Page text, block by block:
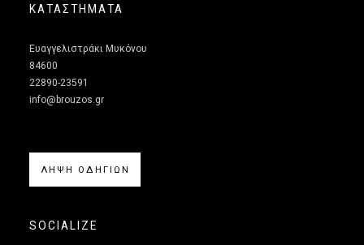
ΚΑΤΑΣΤΗΜΑΤΑ
Ευαγγελιστράκι Μυκόνου
84600
22890-23591
info@brouzos.gr
ΛΗΨΗ ΟΔΗΓΙΩΝ
SOCIALIZE